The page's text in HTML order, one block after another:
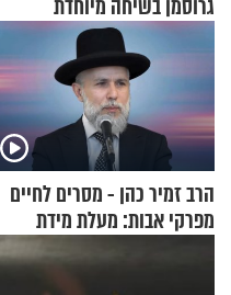
גרוסמן בשיחה מיוחדת
הרב זמיר כהן - מסרים לחיים
מפרקי אבות: מעלת מידת